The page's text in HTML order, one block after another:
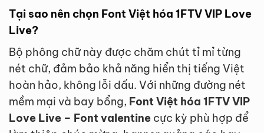
Tại sao nên chọn Font Việt hóa 1FTV VIP Love
Live?
Bộ phông chữ này được chăm chút tỉ mỉ từng
nét chữ, đảm bảo khả năng hiển thị tiếng Việt
hoàn hảo, không lỗi dấu. Với những đường nét
mềm mại và bay bổng, Font Việt hóa 1FTV VIP
Love Live – Font valentine cực kỳ phù hợp để